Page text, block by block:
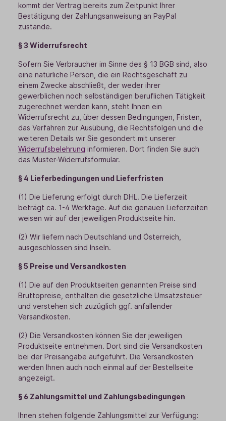
kommt der Vertrag bereits zum Zeitpunkt Ihrer
Bestätigung der Zahlungsanweisung an PayPal
zustande.
§ 3 Widerrufsrecht
Sofern Sie Verbraucher im Sinne des § 13 BGB sind, also
eine natürliche Person, die ein Rechtsgeschäft zu
einem Zwecke abschließt, der weder ihrer
gewerblichen noch selbständigen beruflichen Tätigkeit
zugerechnet werden kann, steht Ihnen ein
Widerrufsrecht zu, über dessen Bedingungen, Fristen,
das Verfahren zur Ausübung, die Rechtsfolgen und die
weiteren Details wir Sie gesondert mit unserer
Widerrufsbelehrung informieren. Dort finden Sie auch
das Muster-Widerrufsformular.
§ 4 Lieferbedingungen und Lieferfristen
(1) Die Lieferung erfolgt durch DHL. Die Lieferzeit
beträgt ca. 1-4 Werktage. Auf die genauen Lieferzeiten
weisen wir auf der jeweiligen Produktseite hin.
(2) Wir liefern nach Deutschland und Österreich,
ausgeschlossen sind Inseln.
§ 5 Preise und Versandkosten
(1) Die auf den Produktseiten genannten Preise sind
Bruttopreise, enthalten die gesetzliche Umsatzsteuer
und verstehen sich zuzüglich ggf. anfallender
Versandkosten.
(2) Die Versandkosten können Sie der jeweiligen
Produktseite entnehmen. Dort sind die Versandkosten
bei der Preisangabe aufgeführt. Die Versandkosten
werden Ihnen auch noch einmal auf der Bestellseite
angezeigt.
§ 6 Zahlungsmittel und Zahlungsbedingungen
Ihnen stehen folgende Zahlungsmittel zur Verfügung: